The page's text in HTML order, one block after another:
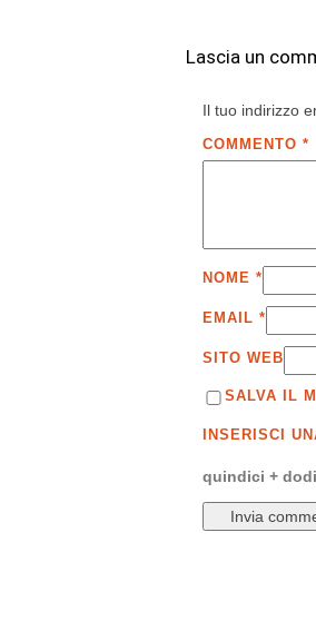
Lascia un
Il tuo indirizzo
COMMENTO *
NOME *
EMAIL *
SITO WEB
SALVA IL
INSERISCI
quindici +